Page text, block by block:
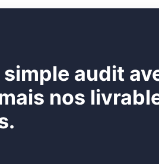
simple audit
nos